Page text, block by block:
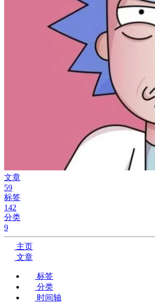
文章
59
标签
142
分类
9
主页
文章
标签
分类
时间轴